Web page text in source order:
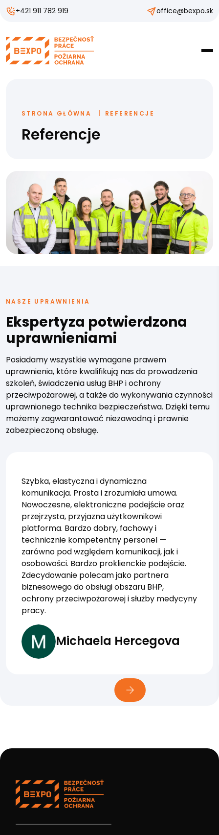
Táto webstránka používa súbory cookies
Na prispôsobenie obsahu a reklám, poskytovanie funkcií
sociálnych médií a analýzu návštevnosti používame
+421 911 782 919 office@bexpo.sk
STRONA GŁÓWNA REFERENCJE
Referencje
NASZE UPRAWNIENIA
Ekspertyza potwierdzona
uprawnieniami
Posiadamy wszystkie wymagane prawem
uprawnienia, które kwalifikują nas do prowadzenia
szkoleń, świadczenia usług BHP i ochrony
przeciwpożarowej, a także do wykonywania czynności
uprawnionego technika bezpieczeństwa. Dzięki temu
możemy zagwarantować niezawodną i prawnie
zabezpieczoną obsługę.
Szybka, elastyczna i dynamiczna
komunikacja. Prosta i zrozumiała umowa.
Nowoczesne, elektroniczne podejście oraz
przejrzysta, przyjazna użytkownikowi
platforma. Bardzo dobry, fachowy i
technicznie kompetentny personel —
zarówno pod względem komunikacji, jak i
osobowości. Bardzo proklienckie podejście.
Zdecydowanie polecam jako partnera
biznesowego do obsługi obszaru BHP,
ochrony przeciwpożarowej i służby medycyny
pracy.
Michaela Hercegova